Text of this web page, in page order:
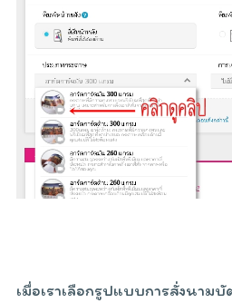
เมื่อเราเลือกรูปแบบการสั่งนาม